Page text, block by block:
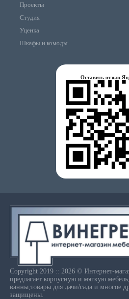
Проекты
Студия
Уценка
Шкафы и комоды
Оставить отзыв
Copyright 2019 :: 2026 © Интернет-
предлагает корпусную и мягкую
ванны,товары для дачи/сада и многое
защищены.